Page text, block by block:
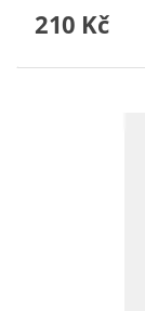
210 Kč